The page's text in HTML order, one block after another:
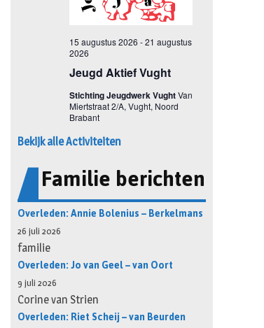
Bekijk alle Activiteiten
Familie berichten
Overleden: Annie Bolenius – Berkelmans
26 juli 2026
familie
Overleden: Jo van Geel – van Oort
9 juli 2026
Corine van Strien
Overleden: Riet Scheij – van Beurden